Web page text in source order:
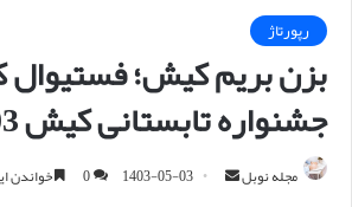
رپورتاژ
بزن بریم کیش؛ فستیوال
جشنواره تابستانی کیش 1403
مجله نوبل 1403-05-03
0 خواندن این مطلب